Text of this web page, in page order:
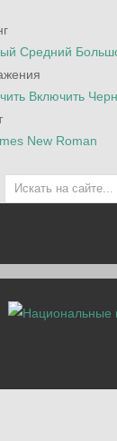
Средний
Включить
New Roman